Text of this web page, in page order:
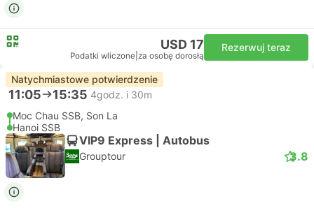
USD 17
Podatki wliczone za osobę dorosłą
Rezerwuj teraz
Natychmiastowe potwierdzenie
11:05 15:35 4godz. i 30m
Moc Chau SSB, Son La
Hanoi SSB
VIP9 Express | Autobus
Grouptour 3.8